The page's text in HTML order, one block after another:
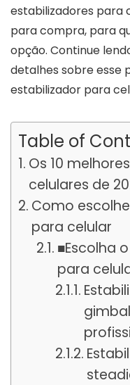
estabilizadores para
para compra, para
opção. Continue
detalhes sobre esse
estabilizador para
Table of
Os 10
celulares de
Como
para celular
■Escolha
para